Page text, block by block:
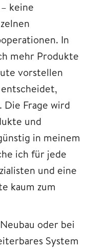
keine
In
mehr Produkte
vorstellen
Frage wird
und
in meinem
ich für jede
und eine
kaum zum
oder bei
System